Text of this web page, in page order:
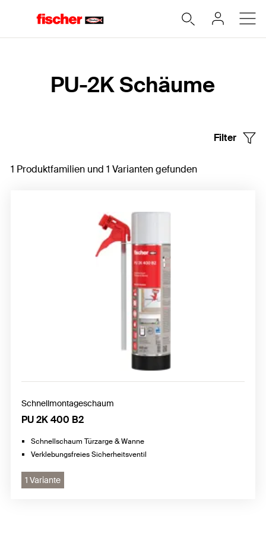
PU-2K Schäume
Filter
1 Produktfamilien und 1 Varianten gefunden
Schnellmontageschaum
PU 2K 400 B2
Schnellschaum Türzarge & Wanne
Verklebungsfreies Sicherheitsventil
1 Variante